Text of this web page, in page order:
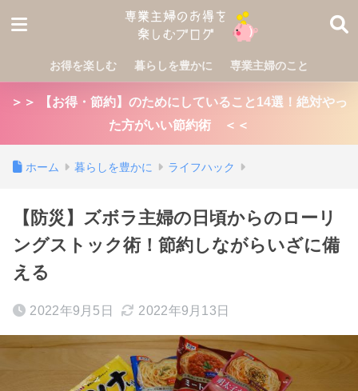
お得を楽しむ 暮らしを豊かに 専業主婦のこと
＞＞ 【お得・節約】のためにしていること14選！絶対やっ
た方がいい節約術 ＜＜
ホーム 暮らしを豊かに ライフハック
【防災】ズボラ主婦の日頃からのローリ
ングストック術！節約しながらいざに備
える
2022年9月5日 2022年9月13日